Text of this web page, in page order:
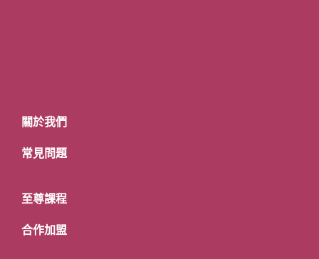
關於我們
常見問題
至尊課程
合作加盟